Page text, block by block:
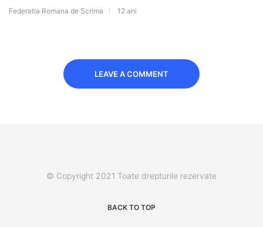
Federatia Romana de Scrima 12 ani
LEAVE A COMMENT
© Copyright 2021 Toate drepturile rezervate
BACK TO TOP